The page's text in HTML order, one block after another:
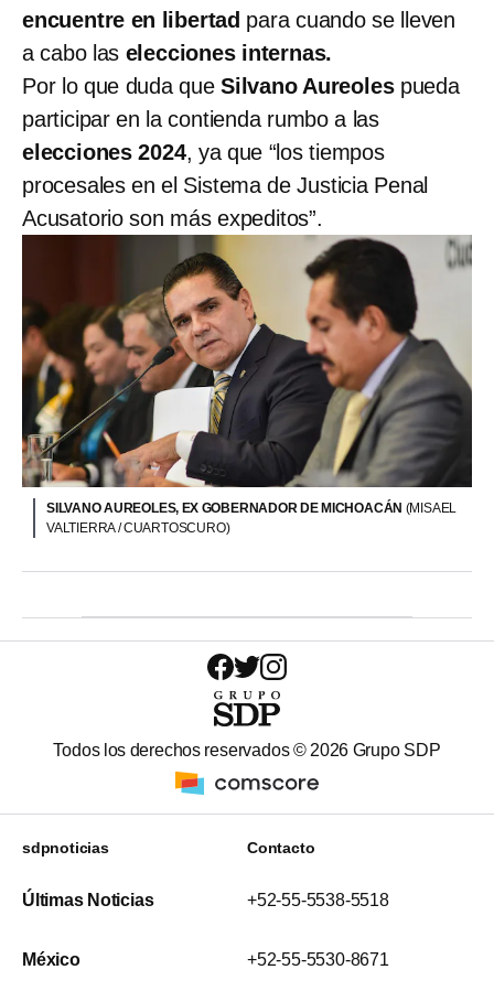
encuentre en libertad para cuando se lleven
a cabo las elecciones internas.
Por lo que duda que Silvano Aureolespueda
participar en la contienda rumbo a las
elecciones 2024, ya que “los tiempos
procesales en el Sistema de Justicia Penal
Acusatorio son más expeditos”.
SILVANO AUREOLES, EX GOBERNADOR DE MICHOACÁN (MISAEL
VALTIERRA / CUARTOSCURO)
Todos los derechos reservados © 2026 Grupo SDP
sdpnoticias
Últimas Noticias
México
Contacto
+52-55-5538-5518
+52-55-5530-8671